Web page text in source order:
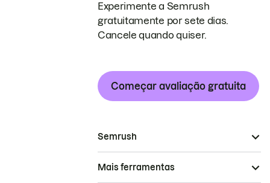
Experimente a Semrush
gratuitamente por sete dias.
Cancele quando quiser.
Começar avaliação gratuita
Semrush
Mais ferramentas